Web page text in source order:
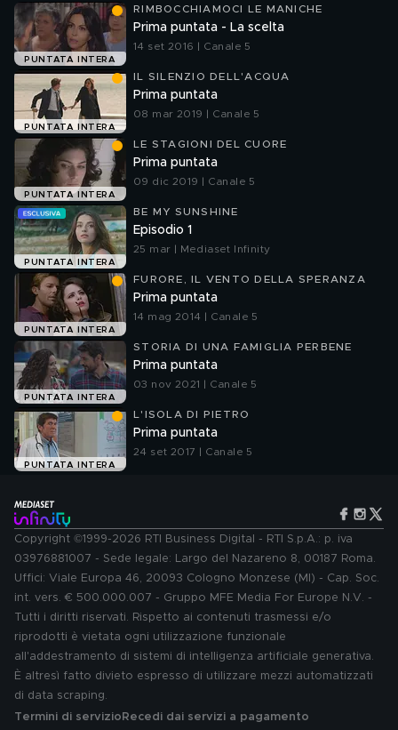
PUNTATA INTERA
RIMBOCCHIAMOCI LE MANICHE
Prima puntata - La scelta
14 set 2016 | Canale 5
PUNTATA INTERA
IL SILENZIO DELL'ACQUA
Prima puntata
08 mar 2019 | Canale 5
PUNTATA INTERA
LE STAGIONI DEL CUORE
Prima puntata
09 dic 2019 | Canale 5
PUNTATA INTERA
BE MY SUNSHINE
Episodio 1
25 mar | Mediaset Infinity
PUNTATA INTERA
FURORE, IL VENTO DELLA SPERANZA
Prima puntata
14 mag 2014 | Canale 5
PUNTATA INTERA
STORIA DI UNA FAMIGLIA PERBENE
Prima puntata
03 nov 2021 | Canale 5
PUNTATA INTERA
L'ISOLA DI PIETRO
Prima puntata
24 set 2017 | Canale 5
Copyright ©1999-2026 RTI Business Digital - RTI S.p.A.: p. iva
03976881007 - Sede legale: Largo del Nazareno 8, 00187 Roma.
Uffici: Viale Europa 46, 20093 Cologno Monzese (MI) - Cap. Soc.
int. vers. € 500.000.007 - Gruppo MFE Media For Europe N.V. -
Tutti i diritti riservati. Rispetto ai contenuti trasmessi e/o
riprodotti è vietata ogni utilizzazione funzionale
all'addestramento di sistemi di intelligenza artificiale generativa.
È altresì fatto divieto espresso di utilizzare mezzi automatizzati
di data scraping.
Termini di servizio Recedi dai servizi a pagamento